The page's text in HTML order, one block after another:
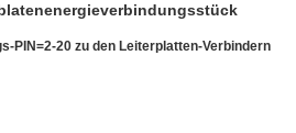
PIN=2-20 zu den Leiterplatten-Verbindern